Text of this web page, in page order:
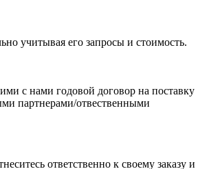
учитывая его запросы и стоимость.
с нами годовой договор на поставку
партнерами/отвественными
ответственно к своему заказу и